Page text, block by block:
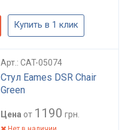
Купить в 1 клик
Арт.: CAT-05074
Стул Eames DSR Chair
Green
Цена от 1190 грн.